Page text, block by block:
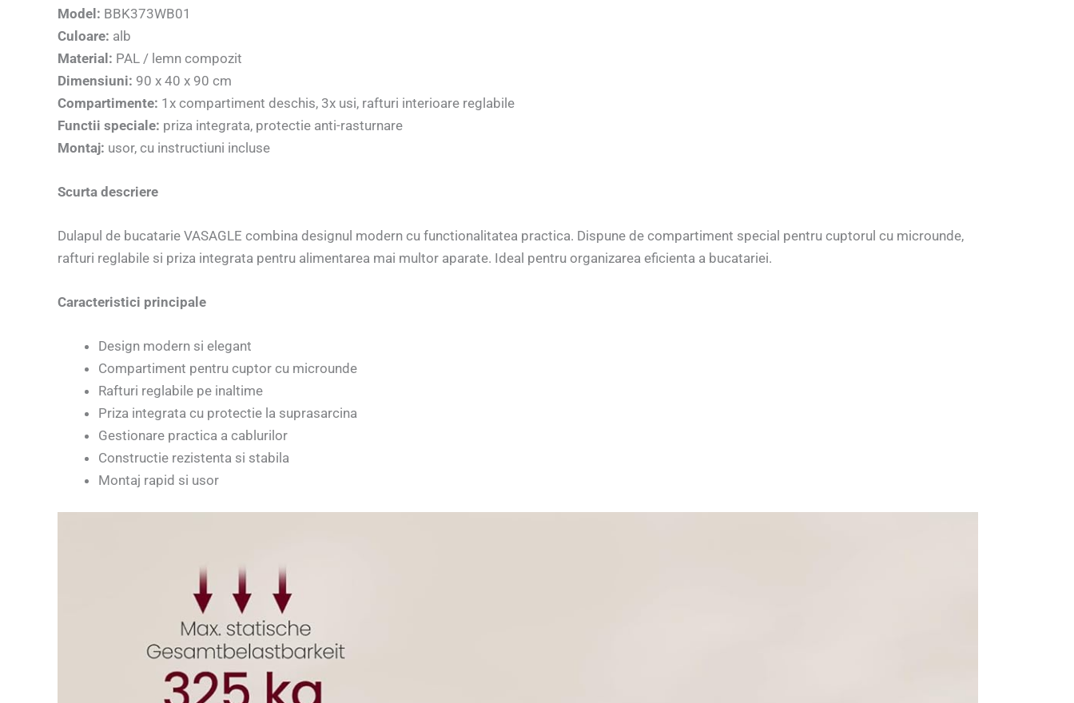
Model: BBK373WB01
Culoare: alb
Material: PAL / lemn compozit
Dimensiuni: 90 x 40 x 90 cm
Compartimente: 1x compartiment deschis, 3x usi, rafturi interioare reglabile
Functii speciale: priza integrata, protectie anti-rasturnare
Montaj: usor, cu instructiuni incluse
Scurta descriere
Dulapul de bucatarie VASAGLE combina designul modern cu functionalitatea practica. Dispune de compartiment special pentru cuptorul cu microunde,
rafturi reglabile si priza integrata pentru alimentarea mai multor aparate. Ideal pentru organizarea eficienta a bucatariei.
Caracteristici principale
Design modern si elegant
Compartiment pentru cuptor cu microunde
Rafturi reglabile pe inaltime
Priza integrata cu protectie la suprasarcina
Gestionare practica a cablurilor
Constructie rezistenta si stabila
Montaj rapid si usor